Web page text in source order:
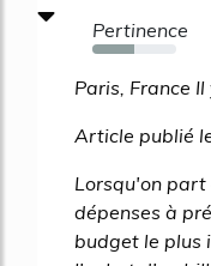
Pertinence
50%
Paris, France
Article publié
Lorsqu'on part
dépenses à
budget le plus